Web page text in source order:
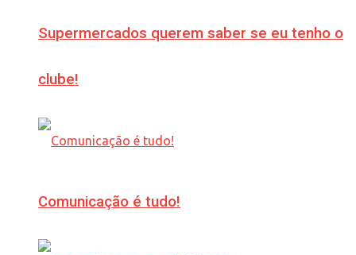
Supermercados querem saber se eu tenho o
clube!
Comunicação é tudo!